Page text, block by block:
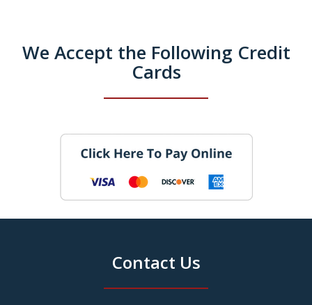
We Accept the Following Credit
Cards
Contact Us